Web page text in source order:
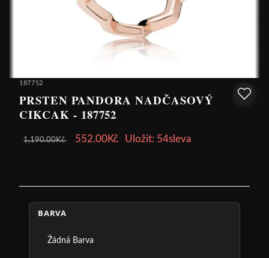
187752
PRSTEN PANDORA NADČASOVÝ
CIKCAK - 187752
1,190.00Kč 552.00Kč Uložit: 54sleva
BARVA
Žádná Barva